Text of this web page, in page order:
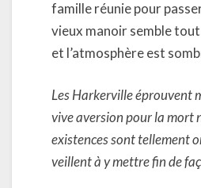
famille réunie pour
vieux manoir semble
et l’atmosphère est
Les Harkerville éprouvent
vive aversion pour la mort
existences sont tellement
veillent à y mettre fin de